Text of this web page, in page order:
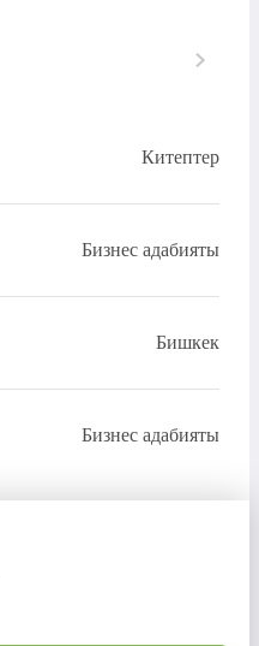
Китептер
Бизнес адабияты
Бишкек
Бизнес адабияты